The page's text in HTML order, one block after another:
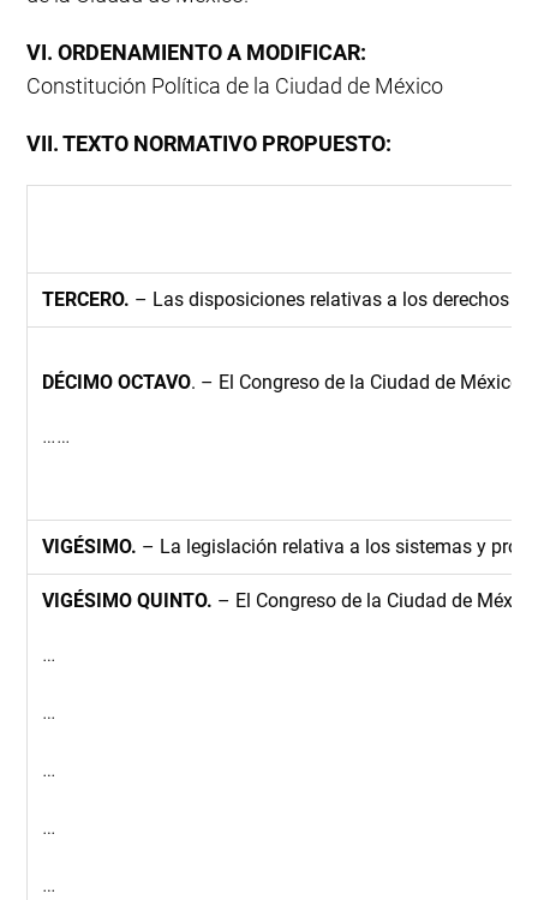
VI. ORDENAMIENTO A MODIFICAR:
Constitución Política de la Ciudad de México
VII. TEXTO NORMATIVO PROPUESTO:
TERCERO. – Las disposiciones relativas a los derechos y
DÉCIMO OCTAVO. – El Congreso de la Ciudad de
……
VIGÉSIMO. – La legislación relativa a los sistemas y
VIGÉSIMO QUINTO. – El Congreso de la Ciudad de
…
…
…
…
…